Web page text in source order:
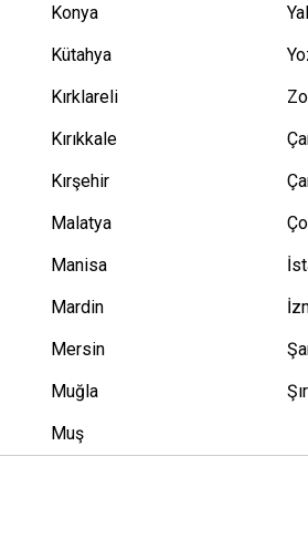
Konya
Kütahya
Kırklareli
Kırıkkale
Kırşehir
Malatya
Manisa
Mardin
Mersin
Muğla
Muş